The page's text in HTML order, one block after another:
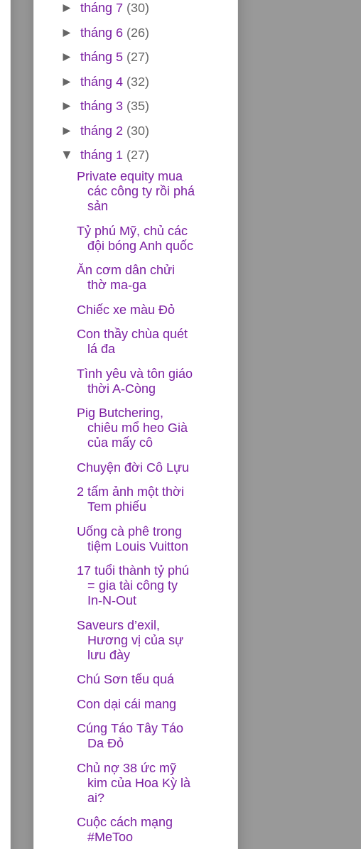
► tháng 7 (30)
► tháng 6 (26)
► tháng 5 (27)
► tháng 4 (32)
► tháng 3 (35)
► tháng 2 (30)
▼ tháng 1 (27)
Private equity mua
các công ty rồi phá
sản
Tỷ phú Mỹ, chủ các
đội bóng Anh quốc
Ăn cơm dân chửi
thờ ma-ga
Chiếc xe màu Đỏ
Con thầy chùa quét
lá đa
Tình yêu và tôn giáo
thời A-Còng
Pig Butchering,
chiêu mổ heo Già
của mấy cô
Chuyện đời Cô Lựu
2 tấm ảnh một thời
Tem phiếu
Uống cà phê trong
tiệm Louis Vuitton
17 tuổi thành tỷ phú
= gia tài công ty
In-N-Out
Saveurs d’exil,
Hương vị của sự
lưu đày
Chú Sơn tếu quá
Con dại cái mang
Cúng Táo Tây Táo
Da Đỏ
Chủ nợ 38 ức mỹ
kim của Hoa Kỳ là
ai?
Cuộc cách mạng
#MeToo